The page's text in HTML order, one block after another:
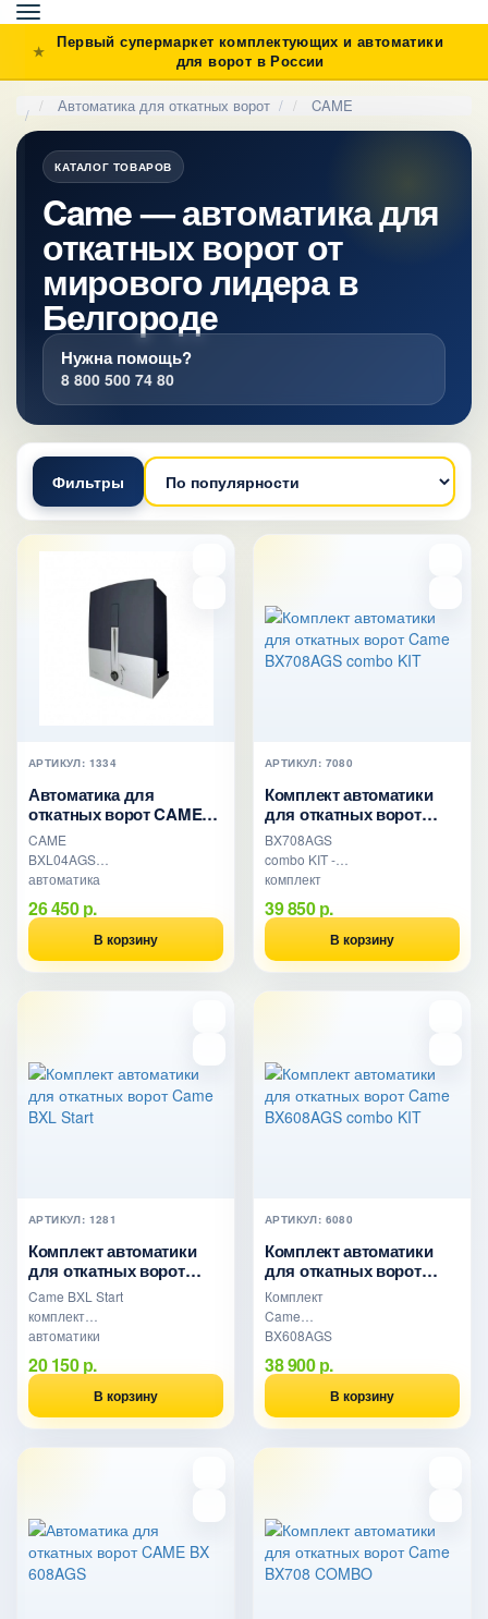
Toggle
navigation
Первый супермаркет комплектующих и автоматики
для ворот в России
Автоматика для откатных ворот CAME
КАТАЛОГ ТОВАРОВ
Came — автоматика для
откатных ворот от
мирового лидера в
Белгороде
Нужна помощь?
8 800 500 74 80
Фильтры
АРТИКУЛ: 1334
Автоматика для
откатных ворот CAME
BXL04AGS
CAME
BXL04AGS
автоматика
для откатных
ворот.
Низковольтный
привод (24В)
позволяет
26 450 р.
В корзину
АРТИКУЛ: 7080
Комплект автоматики
для откатных ворот
Came BX708AGS combo
KIT
BX708AGS
combo KIT -
комплект
автоматики
для откатных
ворот весом до
800 кг и
шириной
39 850 р.
В корзину
АРТИКУЛ: 1281
Комплект автоматики
для откатных ворот
Came BXL Start
Came BXL Start
комплект
автоматики
для откатных
ворот.
Низковольтный
привод (24В)
позволяет
20 150 р.
В корзину
АРТИКУЛ: 6080
Комплект автоматики
для откатных ворот
Came BX608AGS combo
KIT
Комплект
Came
BX608AGS
combo KIT
рассчитан на
ворота весом
до 800 кг. Также
привод
38 900 р.
В корзину